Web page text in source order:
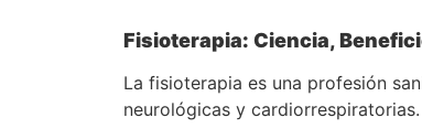
Fisioterapia: Ciencia,
La fisioterapia es una profesión
neurológicas y cardiorrespiratorias.